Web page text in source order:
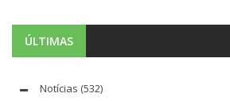
ÚLTIMAS
Notícias (532)